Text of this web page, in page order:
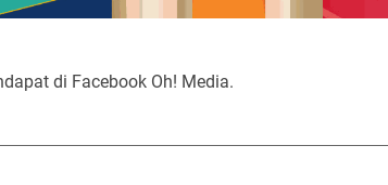
di Facebook Oh! Media.